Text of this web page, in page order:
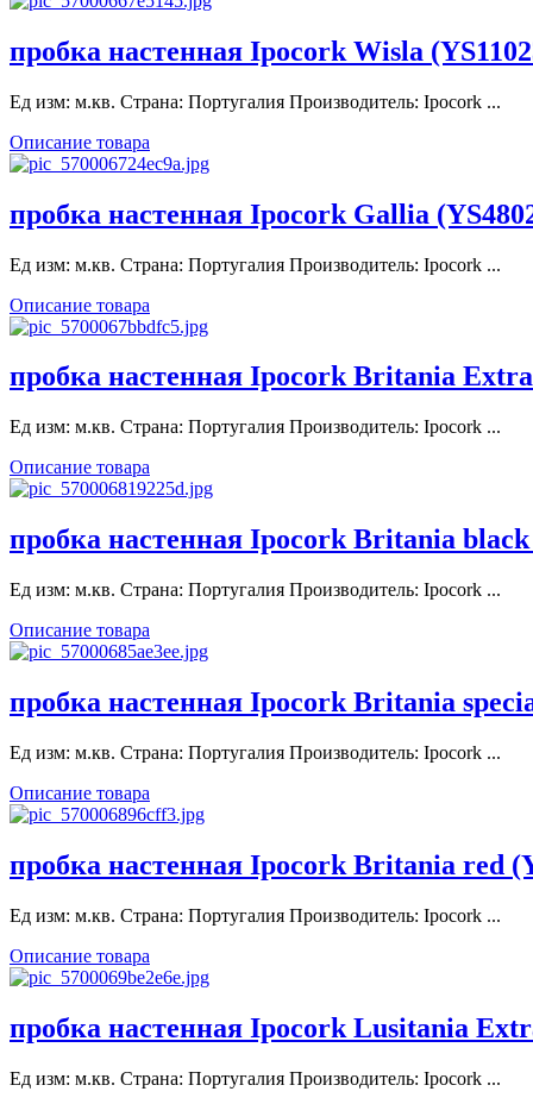
пробка настенная Ipocork Wisla
Ед изм: м.кв. Страна: Португалия Производитель: Ipocork ...
Описание товара
пробка настенная Ipocork Gallia
Ед изм: м.кв. Страна: Португалия Производитель: Ipocork ...
Описание товара
пробка настенная Ipocork Britania
Ед изм: м.кв. Страна: Португалия Производитель: Ipocork ...
Описание товара
пробка настенная Ipocork Britania black
Ед изм: м.кв. Страна: Португалия Производитель: Ipocork ...
Описание товара
пробка настенная Ipocork Britania
Ед изм: м.кв. Страна: Португалия Производитель: Ipocork ...
Описание товара
пробка настенная Ipocork Britania red
Ед изм: м.кв. Страна: Португалия Производитель: Ipocork ...
Описание товара
пробка настенная Ipocork Lusitania
Ед изм: м.кв. Страна: Португалия Производитель: Ipocork ...